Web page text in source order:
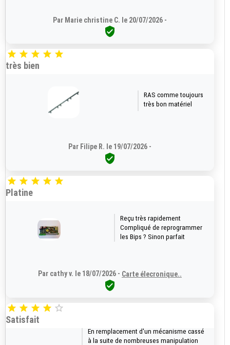
Par Marie christine C. le 20/07/2026 -

    
très bien
RAS comme toujours
très bon matériel
Par Filipe R. le 19/07/2026 -

    
Platine
Reçu très rapidement
Compliqué de reprogrammer
les Bips ? Sinon parfait
Par cathy v. le 18/07/2026 - Carte élecronique..

    
Satisfait
En remplacement d'un mécanisme cassé
à la suite de nombreuses manipulation